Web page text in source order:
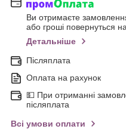
Ви отримаєте
або гроші повернуться
Детальніше
Післяплата
Оплата на рахунок
💵 При отриманні
післяплата
Всі умови оплати